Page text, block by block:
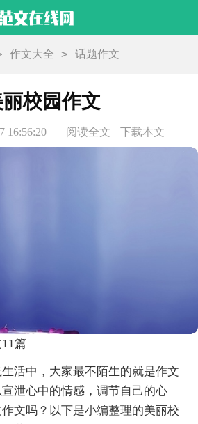
作文大全 > 话题作文
校园作文
16:56:20 阅读全文 下载本文
篇
活中，大家最不陌生的就是作文
泄心中的情感，调节自己的心
文吗？以下是小编整理的美丽校